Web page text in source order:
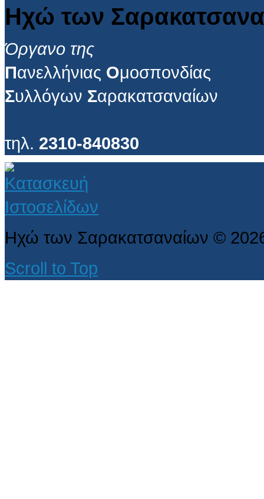
Ηχώ των
Όργανο της
Πανελλήνιας Ομοσπονδίας
Συλλόγων Σαρακατσαναίων
τηλ. 2310-840830
Ηχώ των Σαρακατσαναίων ©
Scroll to Top